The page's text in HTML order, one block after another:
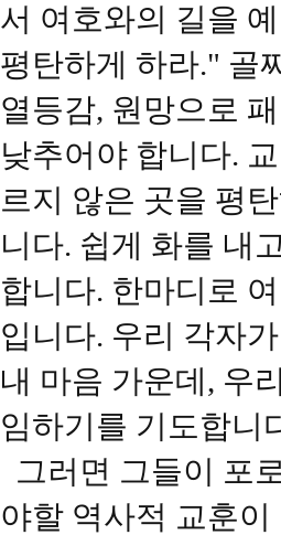
서 여호와의 길을
평탄하게 하라." 골
열등감, 원망으로
낮추어야 합니다.
르지 않은 곳을 평
니다. 쉽게 화를 내
합니다. 한마디로
입니다. 우리 각자
내 마음 가운데, 우
임하기를 기도합니
그러면 그들이 포
야할 역사적 교훈